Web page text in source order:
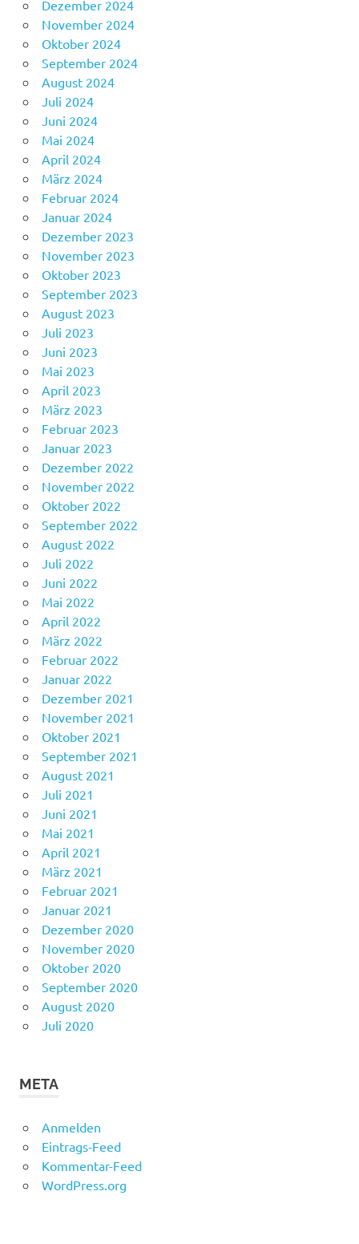
Dezember 2024
November 2024
Oktober 2024
September 2024
August 2024
Juli 2024
Juni 2024
Mai 2024
April 2024
März 2024
Februar 2024
Januar 2024
Dezember 2023
November 2023
Oktober 2023
September 2023
August 2023
Juli 2023
Juni 2023
Mai 2023
April 2023
März 2023
Februar 2023
Januar 2023
Dezember 2022
November 2022
Oktober 2022
September 2022
August 2022
Juli 2022
Juni 2022
Mai 2022
April 2022
März 2022
Februar 2022
Januar 2022
Dezember 2021
November 2021
Oktober 2021
September 2021
August 2021
Juli 2021
Juni 2021
Mai 2021
April 2021
März 2021
Februar 2021
Januar 2021
Dezember 2020
November 2020
Oktober 2020
September 2020
August 2020
Juli 2020
META
Anmelden
Eintrags-Feed
Kommentar-Feed
WordPress.org